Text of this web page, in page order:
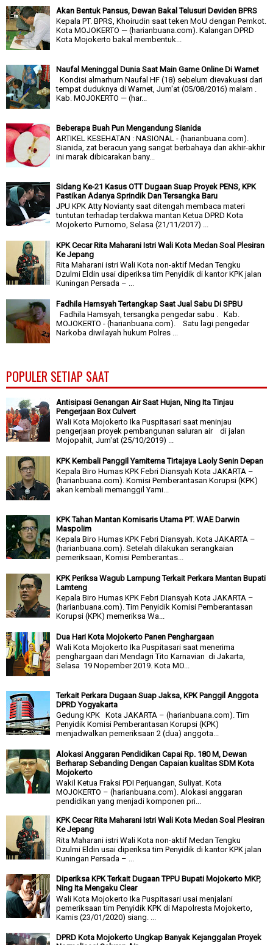
Akan Bentuk Pansus, Dewan Bakal Telusuri Deviden BPRS
Kepala PT. BPRS, Khoirudin saat teken MoU dengan Pemkot.
Kota MOJOKERTO — (harianbuana.com). Kalangan DPRD
Kota Mojokerto bakal membentuk...
Naufal Meninggal Dunia Saat Main Game Online Di Warnet
Kondisi almarhum Naufal HF (18) sebelum dievakuasi dari
tempat duduknya di Warnet, Jum'at (05/08/2016) malam .
Kab. MOJOKERTO — (har...
Beberapa Buah Pun Mengandung Sianida
ARTIKEL KESEHATAN : NASIONAL - (harianbuana.com).
Sianida, zat beracun yang sangat berbahaya dan akhir-akhir
ini marak dibicarakan bany...
Sidang Ke-21 Kasus OTT Dugaan Suap Proyek PENS, KPK
Pastikan Adanya Sprindik Dan Tersangka Baru
JPU KPK Atty Novianty saat ditengah membaca materi
tuntutan terhadap terdakwa mantan Ketua DPRD Kota
Mojokerto Purnomo, Selasa (21/11/2017) ...
KPK Cecar Rita Maharani Istri Wali Kota Medan Soal Plesiran
Ke Jepang
Rita Maharani istri Wali Kota non-aktif Medan Tengku
Dzulmi Eldin usai diperiksa tim Penyidik di kantor KPK jalan
Kuningan Persada – ...
Fadhila Hamsyah Tertangkap Saat Jual Sabu Di SPBU
Fadhila Hamsyah, tersangka pengedar sabu . Kab.
MOJOKERTO - (harianbuana.com). Satu lagi pengedar
Narkoba diwilayah hukum Polres ...
POPULER SETIAP SAAT
Antisipasi Genangan Air Saat Hujan, Ning Ita Tinjau
Pengerjaan Box Culvert
Wali Kota Mojokerto Ika Puspitasari saat meninjau
pengerjaan proyek pembangunan saluran air di jalan
Mojopahit, Jum'at (25/10/2019) ...
KPK Kembali Panggil Yamitema Tirtajaya Laoly Senin Depan
Kepala Biro Humas KPK Febri Diansyah Kota JAKARTA –
(harianbuana.com). Komisi Pemberantasan Korupsi (KPK)
akan kembali memanggil Yami...
KPK Tahan Mantan Komisaris Utama PT. WAE Darwin
Maspolim
Kepala Biro Humas KPK Febri Diansyah. Kota JAKARTA –
(harianbuana.com). Setelah dilakukan serangkaian
pemeriksaan, Komisi Pemberantas...
KPK Periksa Wagub Lampung Terkait Perkara Mantan Bupati
Lamteng
Kepala Biro Humas KPK Febri Diansyah Kota JAKARTA –
(harianbuana.com). Tim Penyidik Komisi Pemberantasan
Korupsi (KPK) memeriksa Wa...
Dua Hari Kota Mojokerto Panen Penghargaan
Wali Kota Mojokerto Ika Puspitasari saat menerima
penghargaan dari Mendagri Tito Karnavian di Jakarta,
Selasa 19 Nopember 2019. Kota MO...
Terkait Perkara Dugaan Suap Jaksa, KPK Panggil Anggota
DPRD Yogyakarta
Gedung KPK Kota JAKARTA – (harianbuana.com). Tim
Penyidik Komisi Pemberantasan Korupsi (KPK)
menjadwalkan pemeriksaan 2 (dua) anggota...
Alokasi Anggaran Pendidikan Capai Rp. 180 M, Dewan
Berharap Sebanding Dengan Capaian kualitas SDM Kota
Mojokerto
Wakil Ketua Fraksi PDI Perjuangan, Suliyat. Kota
MOJOKERTO – (harianbuana.com). Alokasi anggaran
pendidikan yang menjadi komponen pri...
KPK Cecar Rita Maharani Istri Wali Kota Medan Soal Plesiran
Ke Jepang
Rita Maharani istri Wali Kota non-aktif Medan Tengku
Dzulmi Eldin usai diperiksa tim Penyidik di kantor KPK jalan
Kuningan Persada – ...
Diperiksa KPK Terkait Dugaan TPPU Bupati Mojokerto MKP,
Ning Ita Mengaku Clear
Wali Kota Mojokerto Ika Puspitasari usai menjalani
pemeriksaan tim Penyidik KPK di Mapolresta Mojokerto,
Kamis (23/01/2020) siang. ...
DPRD Kota Mojokerto Ungkap Banyak Kejanggalan Proyek